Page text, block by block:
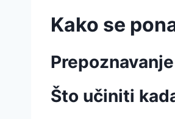
Kako se
Što učiniti